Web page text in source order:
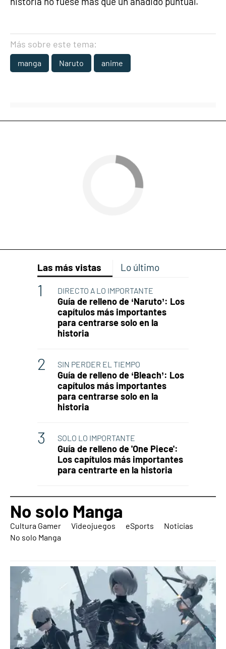
Más sobre este tema:
manga Naruto anime
Las más vistas Lo último
DIRECTO A LO IMPORTANTE
Guía de relleno de ‘Naruto’: Los
capítulos más importantes
para centrarse solo en la
historia
SIN PERDER EL TIEMPO
Guía de relleno de ‘Bleach’: Los
capítulos más importantes
para centrarse solo en la
historia
SOLO LO IMPORTANTE
Guía de relleno de 'One Piece':
Los capítulos más importantes
para centrarte en la historia
No solo Manga
Cultura Gamer Videojuegos eSports
Noticias
No solo Manga